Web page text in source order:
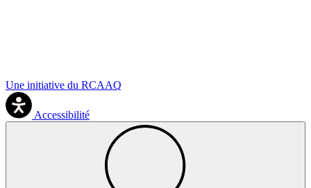
Une initiative du RCAAQ
Accessibilité